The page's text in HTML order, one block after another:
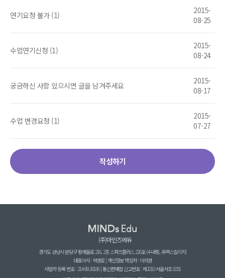
연기요청 불가 (1)
2015-
08-25
수업연기신청 (1)
2015-
08-24
궁금하신 사항 있으시면 글을 남겨주세요
2015-
08-17
수업 변경요청 (1)
2015-
07-27
작성하기
(주)마인즈에듀
경기도 성남시 분당구 황새울로 216, 2층 스파크플러스 226호 (수내동, 휴맥스빌리지)
대표이사 : 석영로 | 개인정보 책임자 : 이희영
사업자 등록 번호 : 214-88-28186 | 통신판매업 신고번호 : 제2010-서울서초-1051